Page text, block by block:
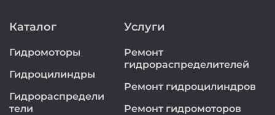
Каталог
Гидромоторы
Гидроцилиндры
Гидрораспредели
тели
Услуги
Ремонт
гидрораспределителей
Ремонт гидроцилиндров
Ремонт гидромоторов